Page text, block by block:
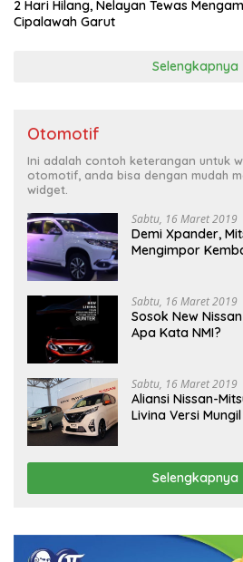
2 Hari Hilang, Nelayan Tewas
Cipalawah Garut
Selengkapnya
Otomotif
Ini adalah contoh keterangan untuk
otomotif, anda bisa dengan mudah
widget.
Sabtu, 16 Maret
Demi Xpander,
Mengimpor
Sabtu, 16 Maret
Sosok New
Apa Kata NMI?
Sabtu, 16 Maret
Aliansi Nissan-
Livina Versi Mungil
Selengkapnya